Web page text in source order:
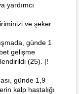
Turkey Sandwich
yardımcı
ve şeker
günde 1
gelişme
(25). [!
günde 1,9
kalp hastalığı